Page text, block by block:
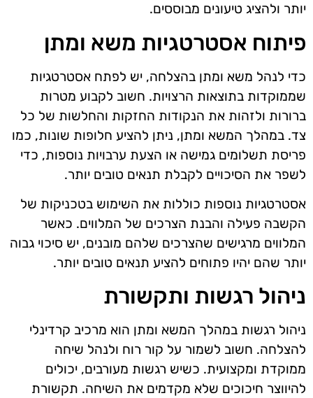
יותר ולהציג טיעונים מבוססים.
פיתוח אסטרטגיות משא ומתן
כדי לנהל משא ומתן בהצלחה, יש לפתח אסטרטגיות
שממוקדות בתוצאות הרצויות. חשוב לקבוע מטרות
ברורות ולזהות את הנקודות החזקות והחלשות של כל
צד. במהלך המשא ומתן, ניתן להציע חלופות שונות, כמו
פריסת תשלומים גמישה או הצעת ערבויות נוספות, כדי
לשפר את הסיכויים לקבלת תנאים טובים יותר.
אסטרטגיות נוספות כוללות את השימוש בטכניקות של
הקשבה פעילה והבנת הצרכים של המלווים. כאשר
המלווים מרגישים שהצרכים שלהם מובנים, יש סיכוי גבוה
יותר שהם יהיו פתוחים להציע תנאים טובים יותר.
ניהול רגשות ותקשורת
ניהול רגשות במהלך המשא ומתן הוא מרכיב קרדינלי
להצלחה. חשוב לשמור על קור רוח ולנהל שיחה
ממוקדת ומקצועית. כשיש רגשות מעורבים, יכולים
להיווצר חיכוכים שלא מקדמים את השיחה. תקשורת